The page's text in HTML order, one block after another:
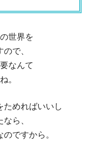
世界を
で、
なんて
。
ためればいいし
ら、
ですから。